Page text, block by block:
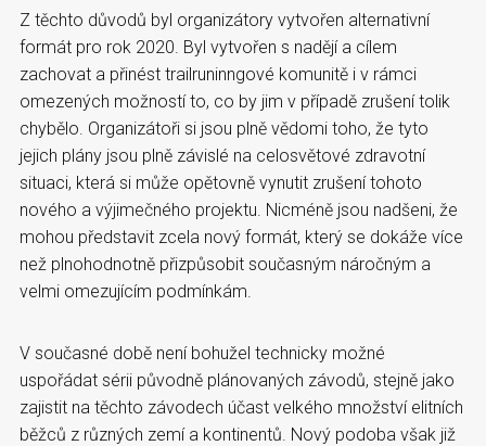
Z těchto důvodů byl organizátory vytvořen alternativní
formát pro rok 2020. Byl vytvořen s nadějí a cílem
zachovat a přinést trailruninngové komunitě i v rámci
omezených možností to, co by jim v případě zrušení tolik
chybělo. Organizátoři si jsou plně vědomi toho, že tyto
jejich plány jsou plně závislé na celosvětové zdravotní
situaci, která si může opětovně vynutit zrušení tohoto
nového a výjimečného projektu. Nicméně jsou nadšeni, že
mohou představit zcela nový formát, který se dokáže více
než plnohodnotně přizpůsobit současným náročným a
velmi omezujícím podmínkám.
V současné době není bohužel technicky možné
uspořádat sérii původně plánovaných závodů, stejně jako
zajistit na těchto závodech účast velkého množství elitních
běžců z různých zemí a kontinentů. Nový podoba však již